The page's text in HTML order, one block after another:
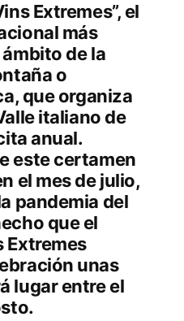
Extremes”, el
más
de la
o
que organiza
italiano de
anual.
este certamen
el mes de julio,
pandemia del
que el
Extremes
unas
lugar entre el